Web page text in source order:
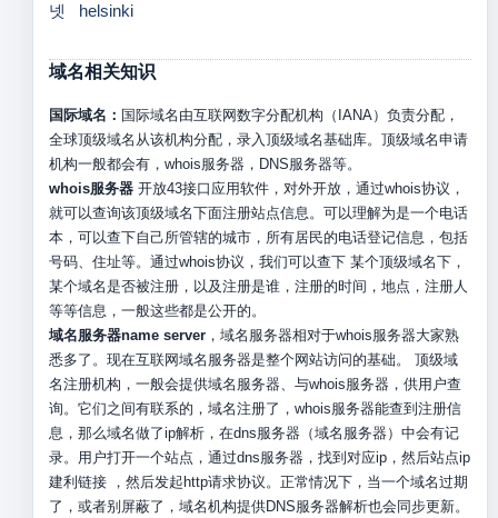
넷
helsinki
域名相关知识
国际域名： 国际域名由互联网数字分配机构（IANA）负责分配，
全球顶级域名从该机构分配，录入顶级域名基础库。顶级域名申请
机构一般都会有，whois服务器，DNS服务器等。
whois服务器开放43接口应用软件，对外开放，通过whois协议，
就可以查询该顶级域名下面注册站点信息。可以理解为是一个电话
本，可以查下自己所管辖的城市，所有居民的电话登记信息，包括
号码、住址等。通过whois协议，我们可以查下 某个顶级域名下，
某个域名是否被注册，以及注册是谁，注册的时间，地点，注册人
等等信息，一般这些都是公开的。
域名服务器name server，域名服务器相对于whois服务器大家熟
悉多了。现在互联网域名服务器是整个网站访问的基础。 顶级域
名注册机构，一般会提供域名服务器、与whois服务器，供用户查
询。它们之间有联系的，域名注册了，whois服务器能查到注册信
息，那么域名做了ip解析，在dns服务器（域名服务器）中会有记
录。用户打开一个站点，通过dns服务器，找到对应ip，然后站点ip
建利链接 ，然后发起http请求协议。正常情况下，当一个域名过期
了，或者别屏蔽了，域名机构提供DNS服务器解析也会同步更新。